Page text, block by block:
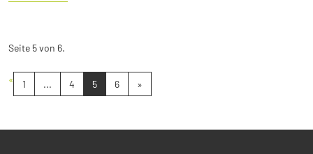
Seite 5 von 6.
« 1 ... 4 5 6 »